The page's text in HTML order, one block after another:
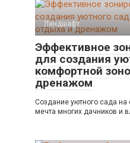
Ландшафт
Эффективное
для создания
комфортной
дренажом
Создание уютного сада на
мечта многих дачников и